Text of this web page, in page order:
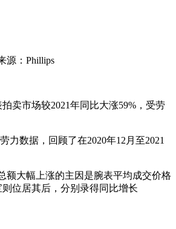
源：Phillips
卖市场较2021年同比大涨59%，受劳
数据，回顾了在2020年12月至2021
大幅上涨的主因是腕表平均成交价格
位居其后，分别录得同比增长